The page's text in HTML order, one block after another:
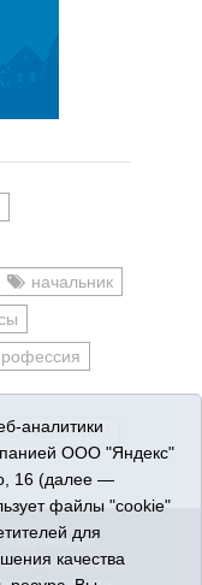
начальник
Федерации
65144 от 28
аналитики
ООО "Яндекс"
16 (далее —
файлы "cookie"
для
качества